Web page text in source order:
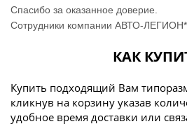
Спасибо за оказанное доверие.
Сотрудники компании АВТО-
КАК
Купить подходящий Вам
кликнув на корзину указав
удобное время доставки или